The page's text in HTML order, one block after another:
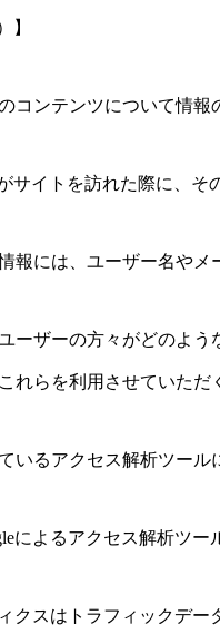
】
コンテンツについて情報
サイトを訪れた際に、そ
報には、ユーザー名やメ
ーザーの方々がどのよ
れらを利用させていただ
いるアクセス解析ツール
によるアクセス解析ツー
クスはトラフィックデ